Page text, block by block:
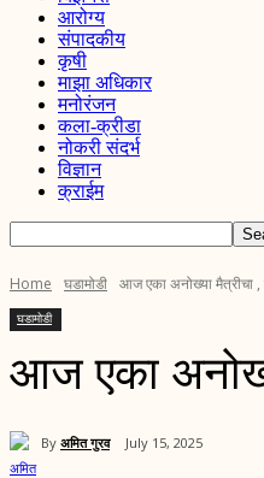
आरोग्य
संपादकीय
कृषी
माझा अधिकार
मनोरंजन
कला-क्रीडा
नोकरी संदर्भ
विज्ञान
क्राईम
Home घडामोडी आज एका अनोख्या मैत्रीचा ,
घडामोडी
आज एका
By अमित गुरव July 15, 2025